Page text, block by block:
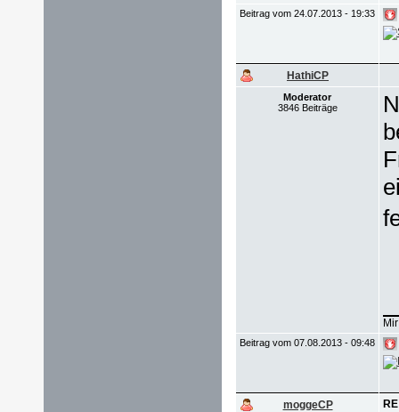
Beitrag vom 24.07.2013 - 19:33
HathiCP
Moderator
3846 Beiträge
Beitrag vom 07.08.2013 - 09:48
moggeCP